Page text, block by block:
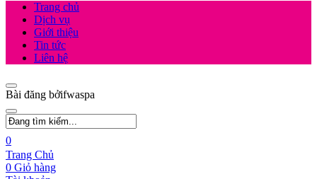
Trang chủ
Dịch vụ
Giới thiệu
Tin tức
Liên hệ
Bài đăng bởifwaspa
0
Trang Chủ
0 Giỏ hàng